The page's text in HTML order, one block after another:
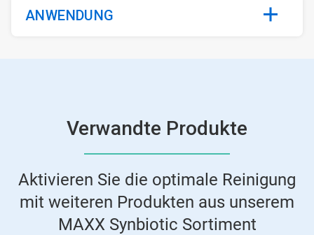
ANWENDUNG
Verwandte Produkte
Aktivieren Sie die optimale Reinigung
mit weiteren Produkten aus unserem
MAXX Synbiotic Sortiment​​